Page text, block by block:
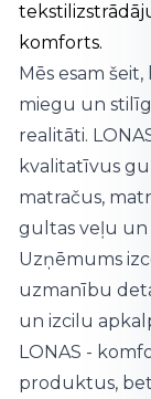
komforts.
Mēs esam
miegu un
realitāti.
kvalitatīvus
matračus,
gultas veļu un
Uzņēmums
uzmanību
un izcilu
LONAS -
produktus,